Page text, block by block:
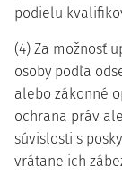
podielu
(4) Za možnosť
osoby podľa
alebo zákonné
ochrana práv
súvislosti s
vrátane ich